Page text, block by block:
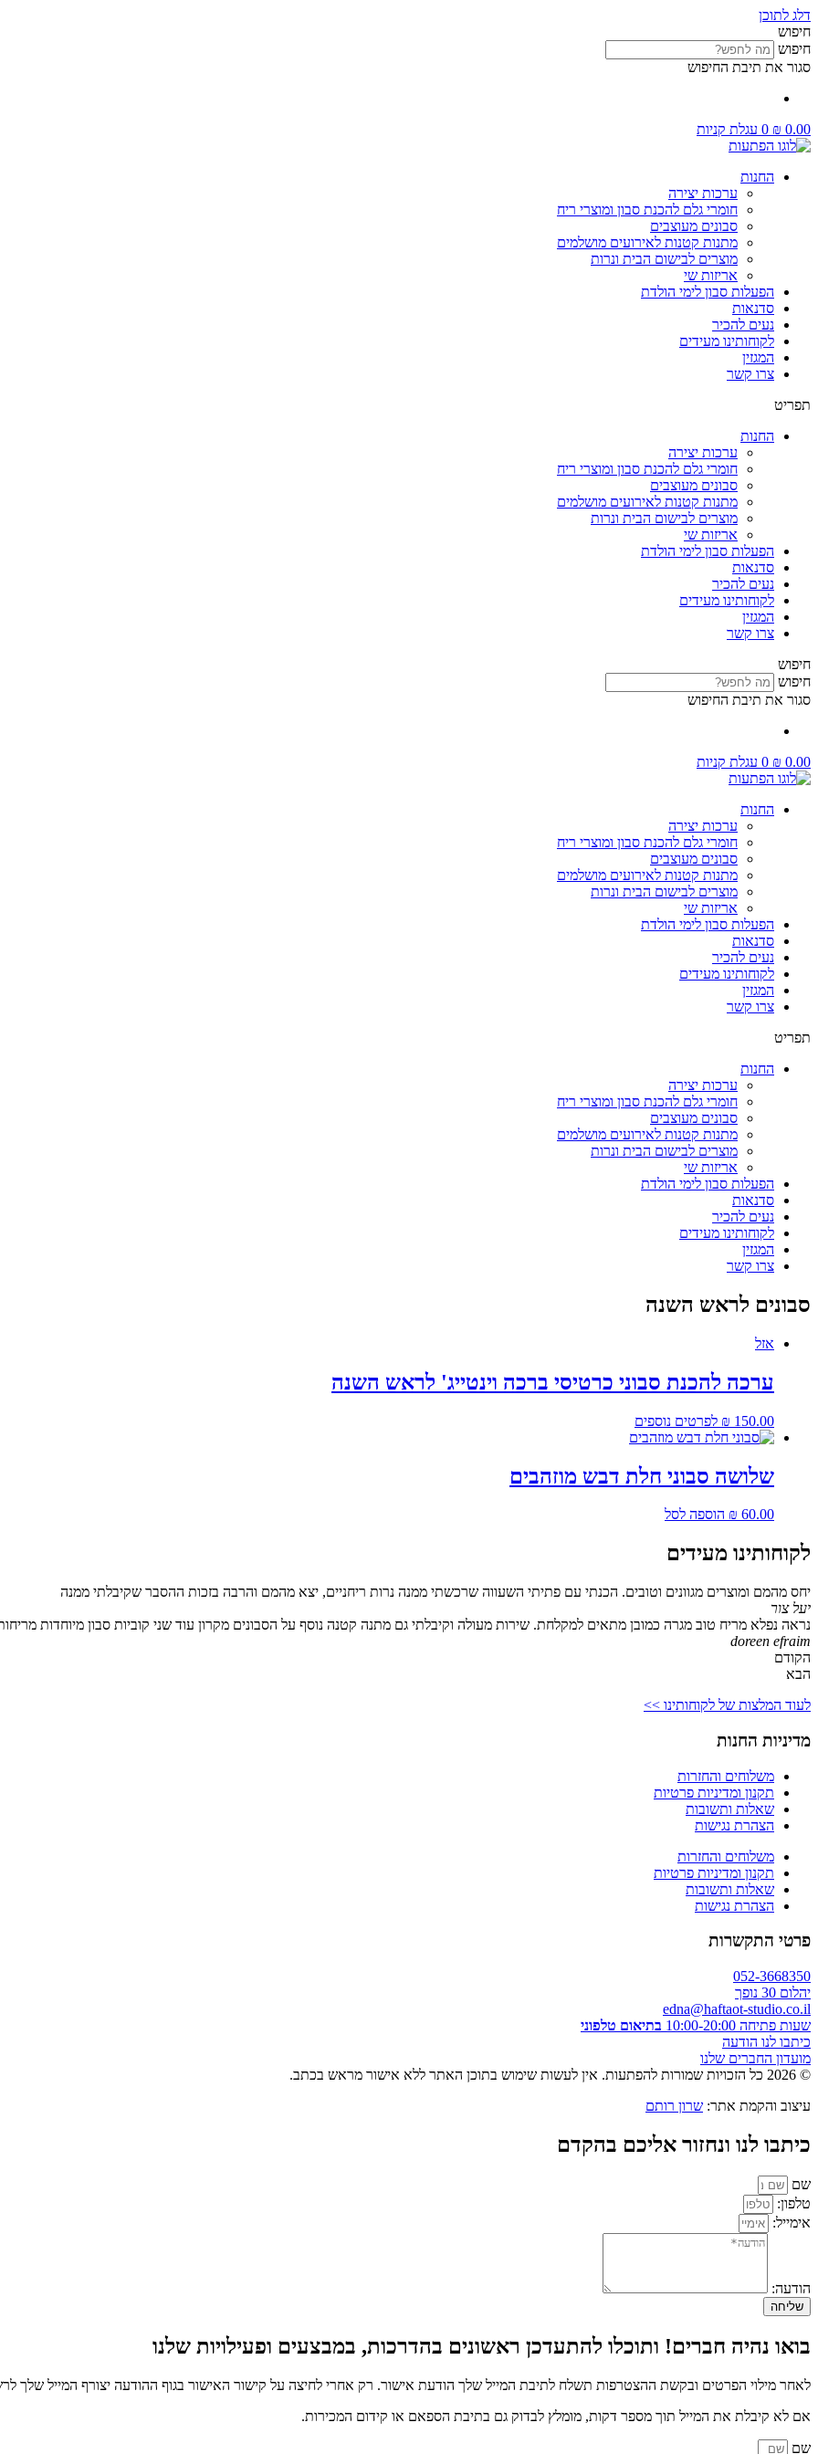
דלג לתוכן
חיפוש
חיפוש
סגור את תיבת החיפוש
₪ 0.00
0 עגלת קניות
החנות
ערכות יצירה
חומרי גלם להכנת סבון ומוצרי ריח
סבונים מעוצבים
מתנות קטנות לאירועים מושלמים
מוצרים לבישום הבית ונרות
אריזות שי
הפעלות סבון לימי הולדת
סדנאות
נעים להכיר
לקוחותינו מעידים
המגזין
צרו קשר
תפריט
החנות
ערכות יצירה
חומרי גלם להכנת סבון ומוצרי ריח
סבונים מעוצבים
מתנות קטנות לאירועים מושלמים
מוצרים לבישום הבית ונרות
אריזות שי
הפעלות סבון לימי הולדת
סדנאות
נעים להכיר
לקוחותינו מעידים
המגזין
צרו קשר
חיפוש
חיפוש
סגור את תיבת החיפוש
₪ 0.00
0 עגלת קניות
החנות
ערכות יצירה
חומרי גלם להכנת סבון ומוצרי ריח
סבונים מעוצבים
מתנות קטנות לאירועים מושלמים
מוצרים לבישום הבית ונרות
אריזות שי
הפעלות סבון לימי הולדת
סדנאות
נעים להכיר
לקוחותינו מעידים
המגזין
צרו קשר
תפריט
החנות
ערכות יצירה
חומרי גלם להכנת סבון ומוצרי ריח
סבונים מעוצבים
מתנות קטנות לאירועים מושלמים
מוצרים לבישום הבית ונרות
אריזות שי
הפעלות סבון לימי הולדת
סדנאות
נעים להכיר
לקוחותינו מעידים
המגזין
צרו קשר
סבונים לראש השנה
אזל
ערכה להכנת סבוני כרטיסי ברכה וינטייג' לראש השנה
₪ 150.00 לפרטים נוספים
שלושה סבוני חלת דבש מוזהבים
₪ 60.00 הוספה לסל
לקוחותינו מעידים
יחס מהמם ומוצרים מגוונים וטובים. הכנתי עם פתיתי השעווה שרכשתי ממנה נרות ריחניים, יצא מהמם והרבה בזכות ההסבר שקיבלתי ממנה
יעל צור
נראה נפלא מריח טוב מגרה כמובן מתאים למקלחת. שירות מעולה וקיבלתי גם מתנה קטנה נוסף על הסבונים מקרון עוד שני קוביות סבון מיוחדות
doreen efraim
הקודם
הבא
לעוד המלצות של לקוחותינו >>
מדיניות החנות
משלוחים והחזרות
תקנון ומדיניות פרטיות
שאלות ותשובות
הצהרת נגישות
משלוחים והחזרות
תקנון ומדיניות פרטיות
שאלות ותשובות
הצהרת נגישות
פרטי התקשרות
052-3668350
יהלום 30 נופך
edna@haftaot-studio.co.il
שעות פתיחה 10:00-20:00
בתיאום טלפוני
כיתבו לנו הודעה
מועדון החברים שלנו
© 2026 כל הזכויות שמורות להפתעות. אין לעשות שימוש בתוכן האתר ללא אישור מראש בכתב.
עיצוב והקמת אתר: שרון רותם
כיתבו לנו ונחזור אליכם בהקדם
שם
טלפון:
אימייל:
הודעה:
שליחה
בואו נהיה חברים! ותוכלו להתעדכן ראשונים בהדרכות, במבצעים ופעילויות שלנו
לאחר מילוי הפרטים ובקשת ההצטרפות תשלח לתיבת המייל שלך הודעת אישור. רק אחרי לחיצה על קישור האישור בגוף ההודעה יצורף המייל שלך
אם לא קיבלת את המייל תוך מספר דקות, מומלץ לבדוק גם בתיבת הספאם או קידום המכירות.
שם